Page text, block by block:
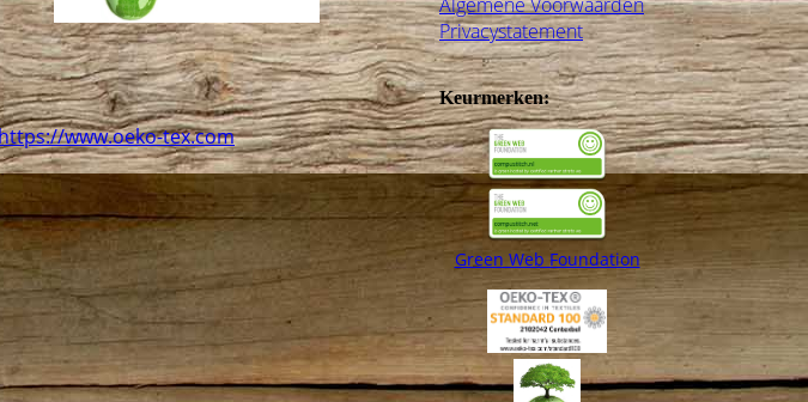
www.oeko-tex.com
Privacystatement
Keurmerken:
Green Web Foundation